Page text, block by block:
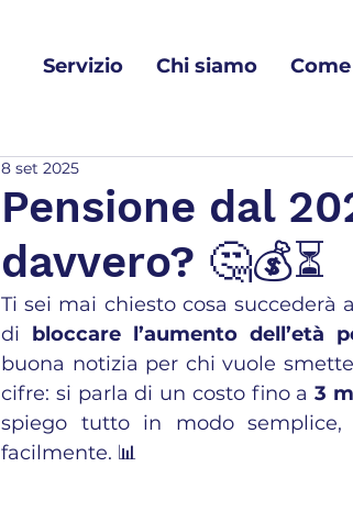
Servizio Chi siamo
Pensione dal
davvero? 🤔💰⏳
8 set 2025
Ti sei mai chiesto cosa succederà
di bloccare l’aumento dell’età
buona notizia per chi vuole
cifre: si parla di un costo fino a 3
spiego tutto in modo
facilmente. 📊